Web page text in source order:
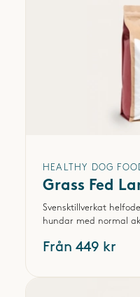
HEALTHY DOG
Grass Fed
Svensktillverkat
hundar med normal
Från 449 kr